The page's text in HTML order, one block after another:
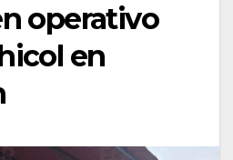
operativo
en